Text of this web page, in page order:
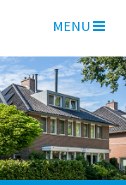
MENU